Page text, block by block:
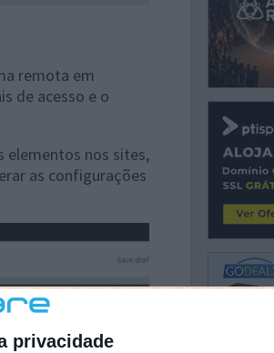
privacidade
remota em
de acesso e o
elementos nos sites,
as configurações